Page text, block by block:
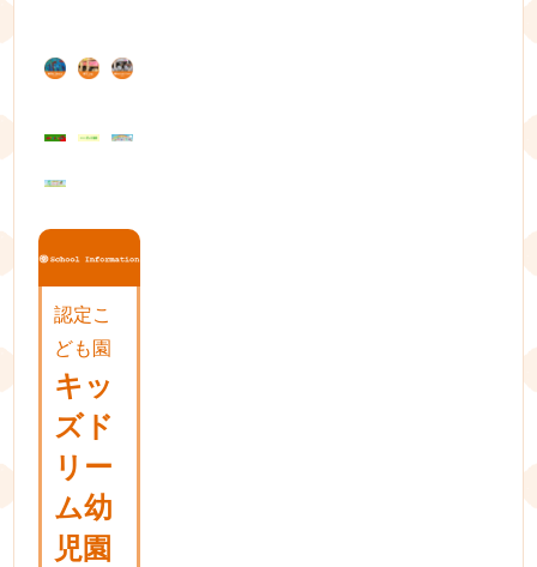
ー
シ
ン
認定こ
ども園
キッ
ズド
リー
ム幼
児園